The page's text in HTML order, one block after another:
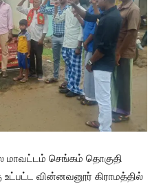
மாவட்டம் செங்கம் தொகுதி
உட்பட்ட வின்னவனூர் கிராமத்தில்